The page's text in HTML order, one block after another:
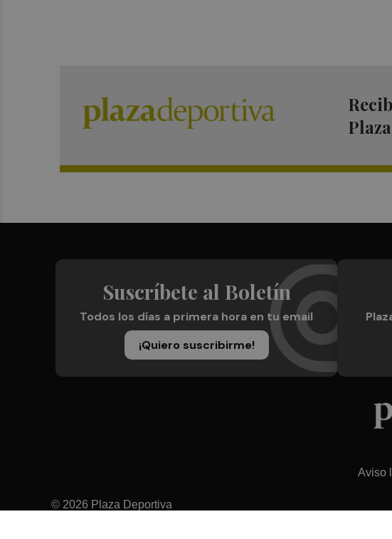
Suscríbete al Boletín
Todos los días a primera hora en tu email
¡Quiero suscribirme!
Aviso
© 2026 Plaza Deportiva